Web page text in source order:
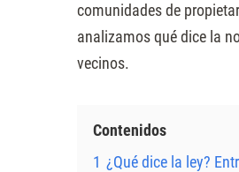
comunidades de
analizamos qué dice la
vecinos.
Contenidos
1 ¿Qué dice la ley?